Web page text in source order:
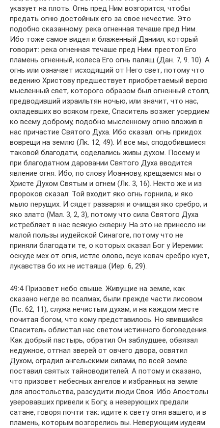
указует на плоть. Огнь пред Ним возгорится, чтобы
предать огню достойных его за свое нечестие. Это
подобно сказанному: река огненная течаше пред Ним.
Ибо тоже самое видел и блаженный Даниил, который
говорит: река огненная течаше пред Ним: престол Его
пламень огненный, колеса Его огнь палящ (Дан. 7, 9. 10). А
огнь или означает исходящий от Него свет, потому что
ведению Христову предшествует приобретаемый верою
мысленный свет, которого образом был огненный столп,
предводивший израильтян ночью, или значит, что нас,
охладевших во всяком грехе, Спаситель возжег усердием
ко всему доброму, подобно мысленному огню вложив в
нас причастие Святого Духа. Ибо сказал: огнь приидох
воврещи на землю (Лк. 12, 49). И все мы, сподобившиеся
таковой благодати, соделались живы духом. Посему и
при благодатном даровании Святого Духа вводится
явление огня. Ибо, по слову Иоаннову, крещаемся мы о
Христе Духом Святым и огнем (Лк. 3, 16). Некто же и из
пророков сказал: Той входит яко огнь горнила, и яко
мыло перущих. И сядет разваряя и очищая яко сребро, и
яко злато (Мал. 3, 2, 3), потому что сила Святого Духа
истребляет в нас всякую скверну. На это не принесло ни
малой пользы иудейской Синагоге, потому что не
приняли благодати те, о которых сказал Бог у Иеремии:
оскуде мех от огня, истле олово, всуе ковач сребро кует,
лукавства бо их не истаяша (Иер. 6, 29).
49:4 Призовет небо свыше. Живущие на земле, как
сказано негде во псалмах, были прежде части лисовом
(Пс. 62, 11), служа нечистым духам, и на каждом месте
почитая богом, что кому представилось. Но явившийся
Спаситель облистал нас светом истинного бoговедения.
Как добрый пастырь, обратил Он заблудшее, обвязал
недужное, отгнал зверей от овчего двора, освятил
Духом, оградил ангельскими силами, по всей земле
поставил святых тайноводителей. А потому и сказано,
что призовет небесных ангелов и избранных на земле
для апостольства, разсудити люди Своя. Ибо Апостолы
уверовавших привели к Богу, а неверующих предали
сатане, говоря почти так: идите к свету огня вашего, и в
пламень, которым возгорелись вы. Неверующим иудеям